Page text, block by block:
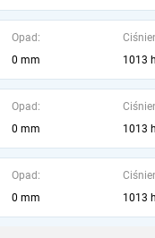
Opad:
0 mm
1013
Opad:
0 mm
1013
Opad:
0 mm
1013